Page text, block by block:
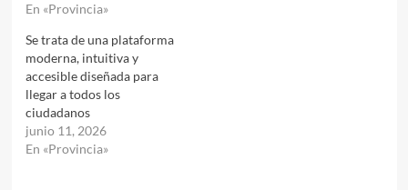
En «Provincia»
Se trata de una plataforma
moderna, intuitiva y
accesible diseñada para
llegar a todos los
ciudadanos
junio 11, 2026
En «Provincia»